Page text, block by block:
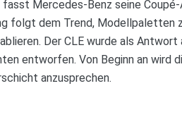
Mercedes-Benz seine
folgt dem Trend, Modellpaletten
Der CLE wurde als
entworfen. Von Beginn an wird
anzusprechen.